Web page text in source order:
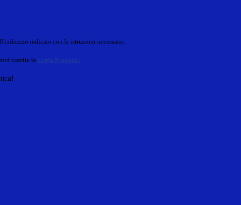
indicato con le istruzioni necessarie.
tramite la Login Spaggiari